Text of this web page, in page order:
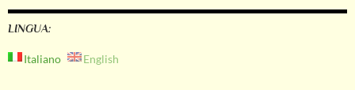
LINGUA:
Italiano English